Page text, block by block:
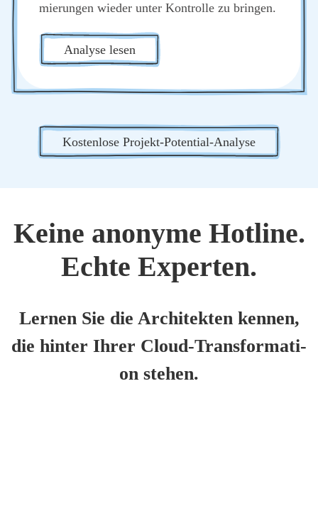
mie­run­gen wie­der unter Kon­trol­le zu brin­gen.
Ana­ly­se lesen
Kos­ten­lo­se Pro­jekt-Poten­ti­al-Ana­ly­se
Kei­ne anony­me Hot­line.
Ech­te Exper­ten.
Ler­nen Sie die Archi­tek­ten ken­nen,
die hin­ter Ihrer Cloud-Trans­for­ma­ti­
on ste­hen.